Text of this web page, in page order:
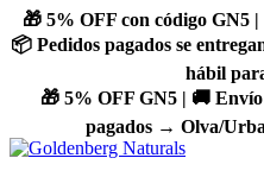
🎁 5% OFF con código GN5
📦 Pedidos pagados se
hábil
🎁 5% OFF GN5 | 🚚
pagados → Olva/